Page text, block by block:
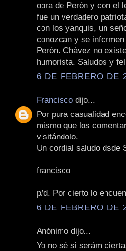
obra de Perón y con el
fue un verdadero
con los yanquis, un
conozcan y se
Perón. Chávez no
humorista. Saludos y
6 DE FEBRERO DE
Francisco dijo...
Por pura casualidad
mismo que los
visitándolo.
Un cordial saludo dsde
francisco
p/d. Por cierto lo
6 DE FEBRERO DE
Anónimo dijo...
Yo no sé si serám